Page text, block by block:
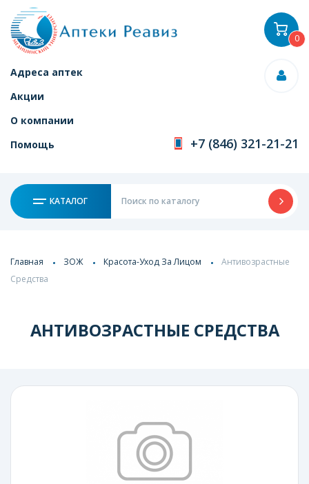
Адреса аптек
Акции
О компании
Помощь
+7 (846) 321-21-21
КАТАЛОГ
0
Главная ЗОЖ Красота-Уход За Лицом
Антивозрастные
Средства
АНТИВОЗРАСТНЫЕ СРЕДСТВА